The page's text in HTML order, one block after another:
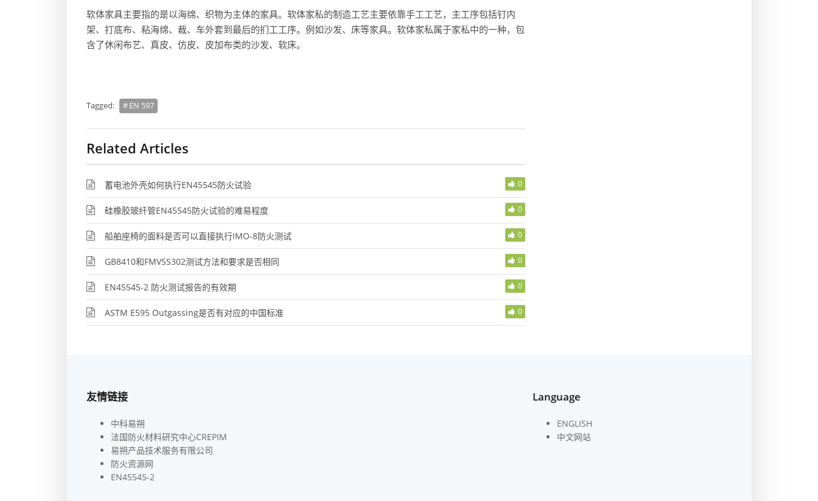
软体家具主要指的是以海绵、织物为主体的家具。软体家私的制造工艺主要依靠手工工艺，主工序包括钉内
架、打底布、粘海绵、裁、车外套到最后的扪工工序。例如沙发、床等家具。软体家私属于家私中的一种，包
含了休闲布艺、真皮、仿皮、皮加布类的沙发、软床。
Tagged: EN 597
Related Articles
蓄电池外壳如何执行EN45545防火试验 0
硅橡胶玻纤管EN45545防火试验的难易程度 0
船舶座椅的面料是否可以直接执行IMO-8防火测试 0
GB8410和FMVSS302测试方法和要求是否相同 0
EN45545-2 防火测试报告的有效期 0
ASTM E595 Outgassing是否有对应的中国标准 0
友情链接
中科易朔
法国防火材料研究中心CREPIM
易朔产品技术服务有限公司
防火资源网
EN45545-2
Language
ENGLISH
中文网站